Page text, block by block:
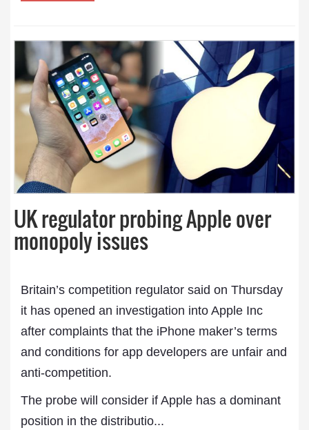
UK regulator probing Apple over
monopoly issues
Britain’s competition regulator said on Thursday
it has opened an investigation into Apple Inc
after complaints that the iPhone maker’s terms
and conditions for app developers are unfair and
anti-competition.
The probe will consider if Apple has a dominant
position in the distributio...